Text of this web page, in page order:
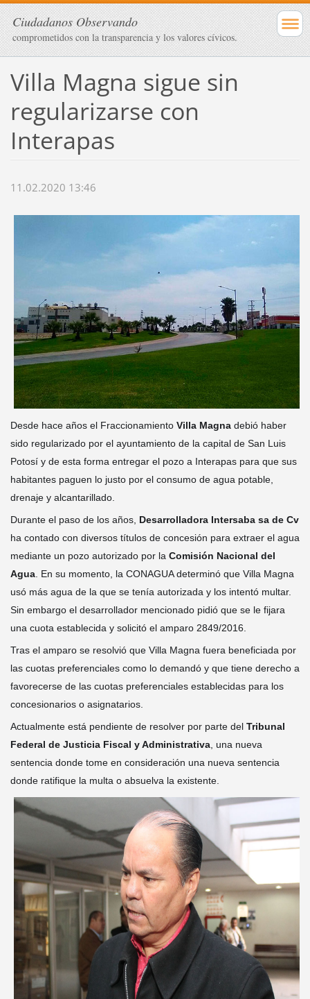
Ciudadanos Observando
comprometidos con la transparencia y los valores cívicos.
Villa Magna sigue sin
regularizarse con
Interapas
11.02.2020 13:46
Desde hace años el Fraccionamiento Villa Magnadebió haber
sido regularizado por el ayuntamiento de la capital de San Luis
Potosí y de esta forma entregar el pozo a Interapas para que sus
habitantes paguen lo justo por el consumo de agua potable,
drenaje y alcantarillado.
Durante el paso de los años, Desarrolladora Intersaba sa de Cv
ha contado con diversos títulos de concesión para extraer el agua
mediante un pozo autorizado por la Comisión Nacional del
Agua. En su momento, la CONAGUA determinó que Villa Magna
usó más agua de la que se tenía autorizada y los intentó multar.
Sin embargo el desarrollador mencionado pidió que se le fijara
una cuota establecida y solicitó el amparo 2849/2016.
Tras el amparo se resolvió que Villa Magna fuera beneficiada por
las cuotas preferenciales como lo demandó y que tiene derecho a
favorecerse de las cuotas preferenciales establecidas para los
concesionarios o asignatarios.
Actualmente está pendiente de resolver por parte del Tribunal
Federal de Justicia Fiscal y Administrativa, una nueva
sentencia donde tome en consideración una nueva sentencia
donde ratifique la multa o absuelva la existente.